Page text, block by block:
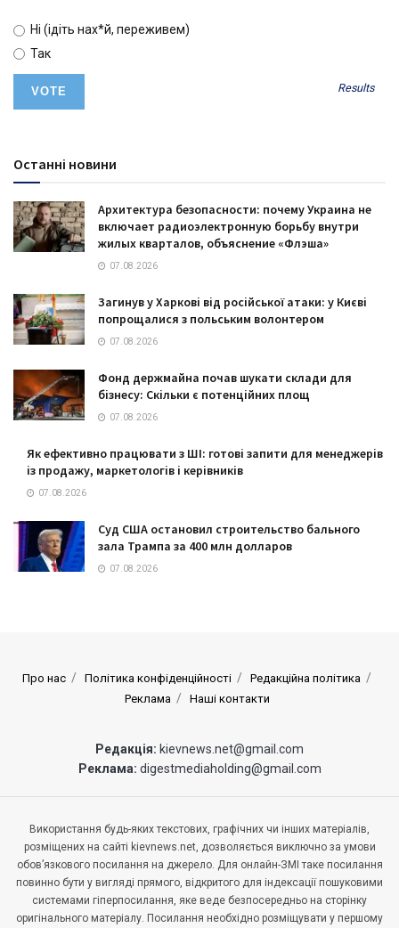
Ні (ідіть нах*й, переживем)
Так
Results
Останні новини
Архитектура безопасности: почему Украина не
включает радиоэлектронную борьбу внутри
жилых кварталов, объяснение «Флэша»
07.08.2026
Загинув у Харкові від російської атаки: у Києві
попрощалися з польським волонтером
07.08.2026
Фонд держмайна почав шукати склади для
бізнесу: Скільки є потенційних площ
07.08.2026
Як ефективно працювати з ШІ: готові запити для менеджерів
із продажу, маркетологів і керівників
07.08.2026
Суд США остановил строительство бального
зала Трампа за 400 млн долларов
07.08.2026
Про нас Політика конфіденційності
Редакційна політика
Реклама
Наші контакти
Редакція: kievnews.net@gmail.com
Реклама: digestmediaholding@gmail.com
Використання будь-яких текстових, графічних чи інших матеріалів,
розміщених на сайті kievnews.net, дозволяється виключно за умови
обов’язкового посилання на джерело. Для онлайн-ЗМІ таке посилання
повинно бути у вигляді прямого, відкритого для індексації пошуковими
системами гіперпосилання, яке веде безпосередньо на сторінку
оригінального матеріалу. Посилання необхідно розміщувати у першому